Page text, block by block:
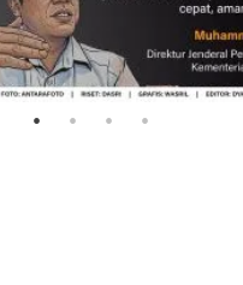
kebakaran KM
2